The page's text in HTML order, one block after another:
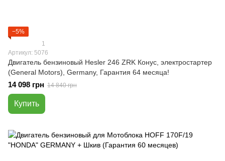
−5%
1
Артикул: 5076
Двигатель бензиновый Hesler 246 ZRK Конус, электростартер
(General Motors), Germany, Гарантия 64 месяца!
14 098 грн 14 840 грн
Купить